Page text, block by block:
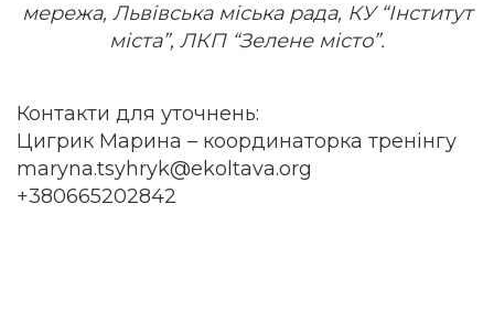
мережа, Львівська міська рада, КУ “Інститут
міста”, ЛКП “Зелене місто”.
Контакти для уточнень:
Цигрик Марина – координаторка тренінгу
maryna.tsyhryk@ekoltava.org
+380665202842